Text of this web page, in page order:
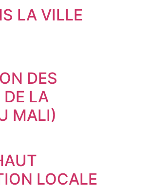
LA VILLE
DES
LA
MALI)
LOCALE